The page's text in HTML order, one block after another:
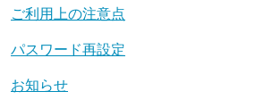
ご利用上の注意点
パスワード再設定
お知らせ